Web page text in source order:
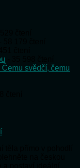
svědčí, čemu